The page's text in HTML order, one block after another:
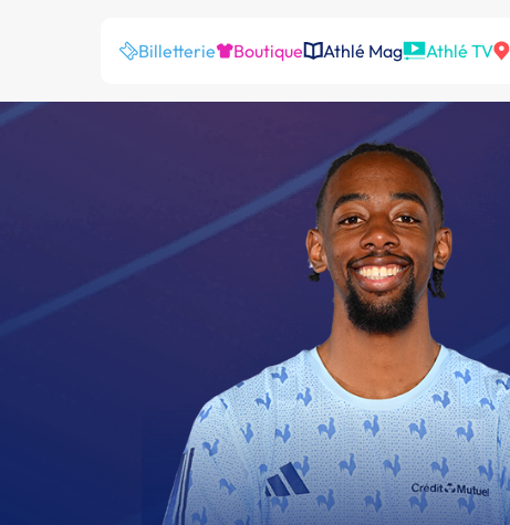
Billetterie Boutique Athlé Mag Athlé TV